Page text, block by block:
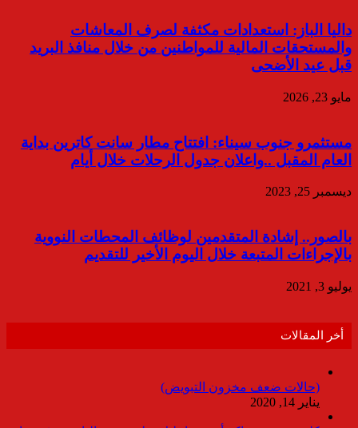
داليا الباز: استعدادات مكثفة لصرف المعاشات
والمستحقات المالية للمواطنين من خلال منافذ البريد
قبل عيد الأضحى
مايو 23, 2026
مستثمرو جنوب سيناء: افتتاح مطار سانت كاترين بداية
العام المقبل ..واعلان جدول الرحلات خلال أيام
ديسمبر 25, 2023
بالصور.. إشادة المتقدمين لوظائف المحطات النووية
بالإجراءات المتبعة خلال اليوم الأخير للتقديم
يوليو 3, 2021
أخر المقالات
(حالات ضعف مخزون التبويض)
يناير 14, 2020